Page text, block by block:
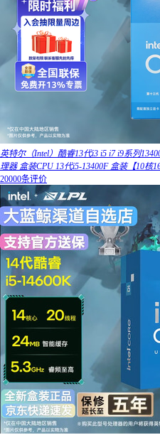
英特尔（Intel）酷睿13代i3 i5 i7 i9系列
理器 盒装CPU 13代i5-13400F 盒装【10核
20000条评价